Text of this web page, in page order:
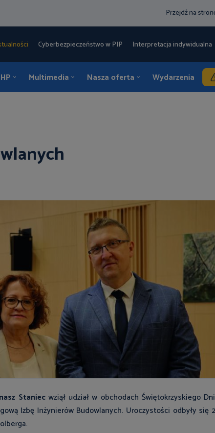
Przejdź na
Cyberbezpieczeństwo w PIP Interpretacja indywidualna
Multimedia Nasza oferta Wydarzenia
Staniecwziął udział w obchodach Świętokrzyskiego
Izbę Inżynierów Budowlanych. Uroczystości odbyły się